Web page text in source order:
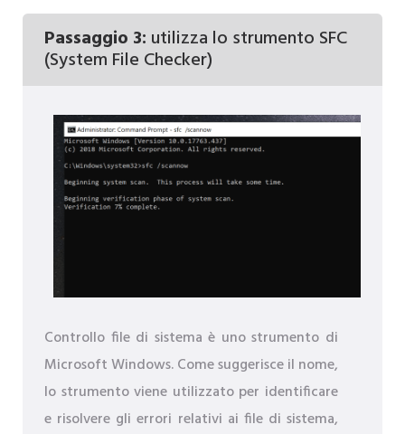
Passaggio 3: utilizza lo strumento SFC
(System File Checker)
Controllo file di sistema è uno strumento di
Microsoft Windows. Come suggerisce il nome,
lo strumento viene utilizzato per identificare
e risolvere gli errori relativi ai file di sistema,